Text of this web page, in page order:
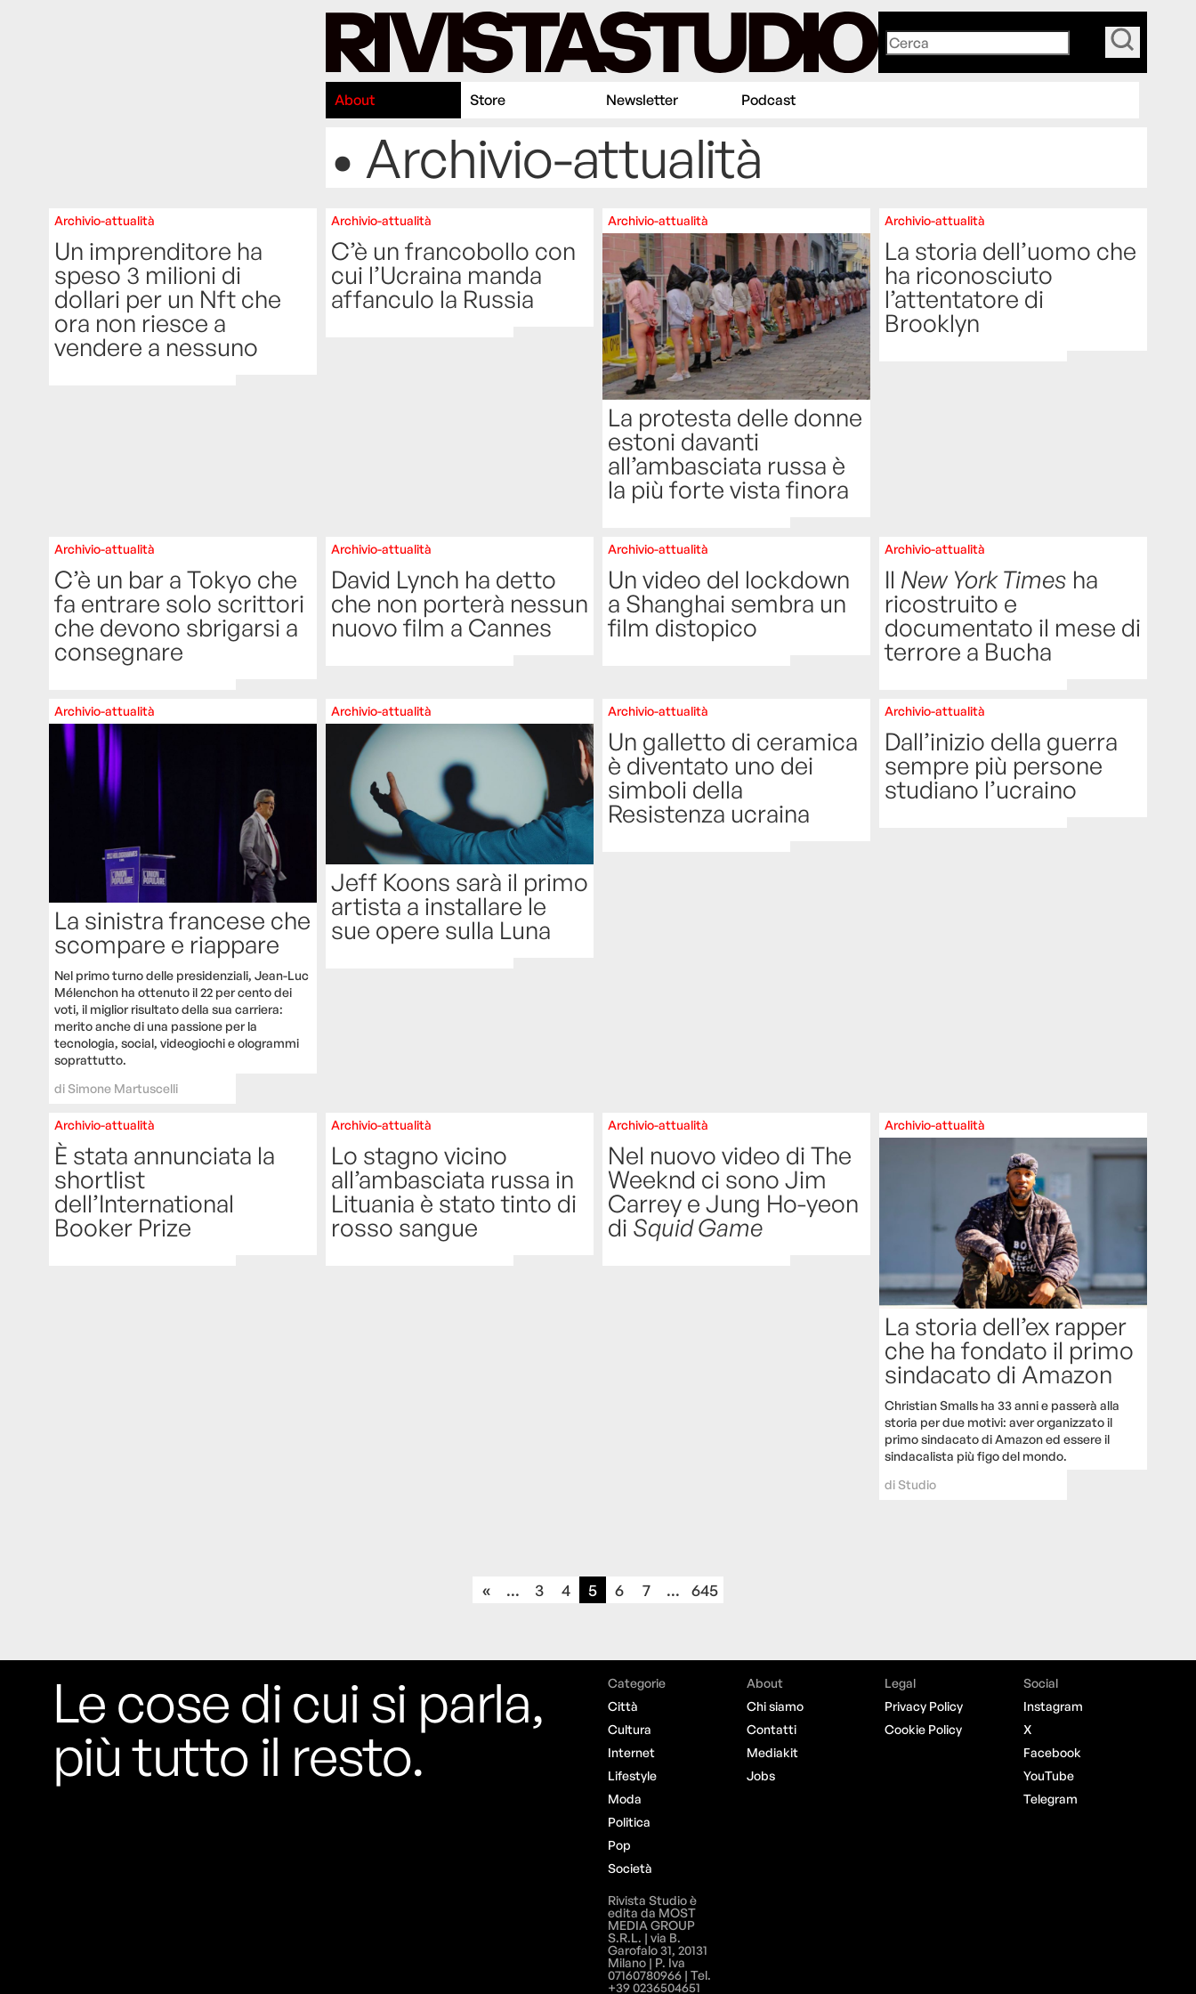
About Store Newsletter Podcast
• Archivio-attualità
Archivio-attualità
Un imprenditore ha
speso 3 milioni di
dollari per un Nft che
ora non riesce a
vendere a nessuno
Archivio-attualità
C’è un francobollo con
cui l’Ucraina manda
affanculo la Russia
Archivio-attualità
La protesta delle donne
estoni davanti
all’ambasciata russa è
la più forte vista finora
Archivio-attualità
La storia dell’uomo che
ha riconosciuto
l’attentatore di
Brooklyn
Archivio-attualità
C’è un bar a Tokyo che
fa entrare solo scrittori
che devono sbrigarsi a
consegnare
Archivio-attualità
David Lynch ha detto
che non porterà nessun
nuovo film a Cannes
Archivio-attualità
Un video del lockdown
a Shanghai sembra un
film distopico
Archivio-attualità
Il New York Times ha
ricostruito e
documentato il mese di
terrore a Bucha
Archivio-attualità
La sinistra francese che
scompare e riappare
Nel primo turno delle presidenziali, Jean-Luc
Mélenchon ha ottenuto il 22 per cento dei
voti, il miglior risultato della sua carriera:
merito anche di una passione per la
tecnologia, social, videogiochi e ologrammi
soprattutto.
diSimone Martuscelli
Archivio-attualità
Jeff Koons sarà il primo
artista a installare le
sue opere sulla Luna
Archivio-attualità
Un galletto di ceramica
è diventato uno dei
simboli della
Resistenza ucraina
Archivio-attualità
Dall’inizio della guerra
sempre più persone
studiano l’ucraino
Archivio-attualità
È stata annunciata la
shortlist
dell’International
Booker Prize
Archivio-attualità
Lo stagno vicino
all’ambasciata russa in
Lituania è stato tinto di
rosso sangue
Archivio-attualità
Nel nuovo video di The
Weeknd ci sono Jim
Carrey e Jung Ho-yeon
di Squid Game
Archivio-attualità
La storia dell’ex rapper
che ha fondato il primo
sindacato di Amazon
Christian Smalls ha 33 anni e passerà alla
storia per due motivi: aver organizzato il
primo sindacato di Amazon ed essere il
sindacalista più figo del mondo.
diStudio
« ... 3 4 5 6 7 ... 645
Le cose di cui si parla,
più tutto il resto.
Categorie
Città
Cultura
Internet
Lifestyle
Moda
Politica
Pop
Società
About
Chi siamo
Contatti
Mediakit
Jobs
Legal
Privacy Policy
Cookie Policy
Social
Instagram
X
Facebook
YouTube
Telegram
Rivista Studio è
edita da MOST
MEDIA GROUP
S.R.L. | via B.
Garofalo 31, 20131
Milano | P. Iva
07160780966 | Tel.
+39 0236504651